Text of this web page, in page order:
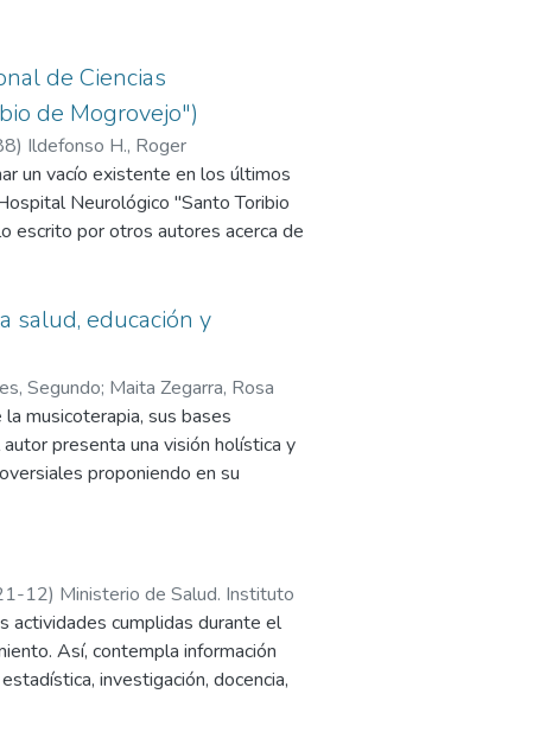
Institucional INCN y, en el
contienen el resumen de la
de Ciencias
de Mogrovejo")
) Ildefonso H., Roger
un vacío existente en los últimos
Neurológico "Santo Toribio
escrito por otros autores acerca de
que le tocó vivir en la fecha
razón, como el "Alma Mater de
en Etapa del Hospicio;
del Instituto Nacional; Datos
Datos estadísticos del Hospital
salud, educación y
Segundo; Maita Zegarra, Rosa
musicoterapia, sus bases
presenta una visión holística y
proponiendo en su
el concepto de la música como
seres humanos y, al final de cada
12) Ministerio de Salud. Instituto
actividades cumplidas durante el
Así, contempla información
investigación, docencia,